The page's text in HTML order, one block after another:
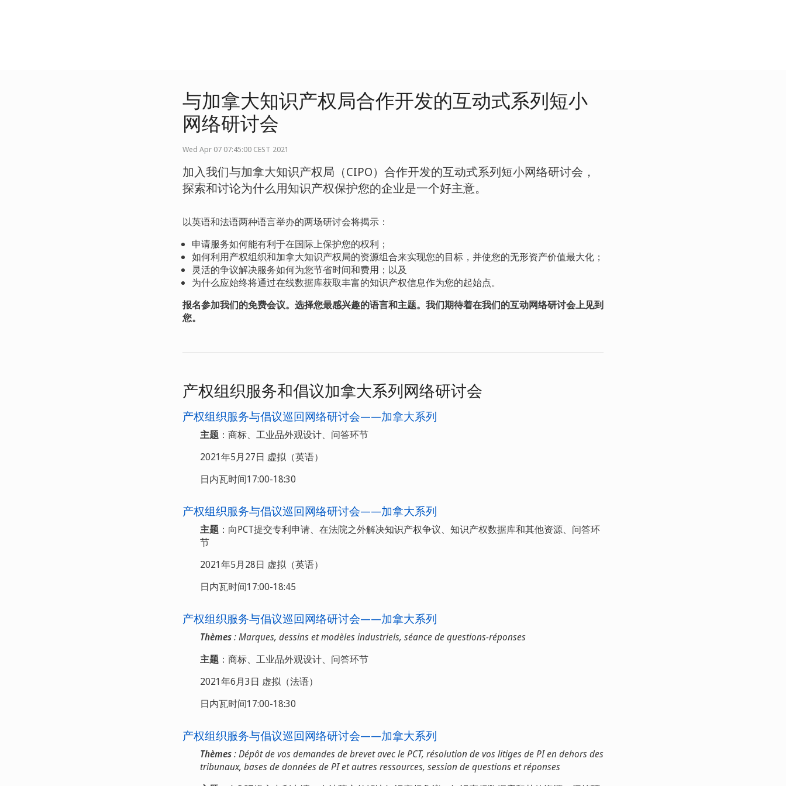
与加拿大知识产权局合作开发的互动式系列短小
网络研讨会
Wed Apr 07 07:45:00 CEST 2021
加入我们与加拿大知识产权局（CIPO）合作开发的互动式系列短小网络研讨会，
探索和讨论为什么用知识产权保护您的企业是一个好主意。
以英语和法语两种语言举办的两场研讨会将揭示：
申请服务如何能有利于在国际上保护您的权利；
如何利用产权组织和加拿大知识产权局的资源组合来实现您的目标，并使您的无形资产价值最大化；
灵活的争议解决服务如何为您节省时间和费用；以及
为什么应始终将通过在线数据库获取丰富的知识产权信息作为您的起始点。
报名参加我们的免费会议。选择您最感兴趣的语言和主题。我们期待着在我们的互动网络研讨会上见到
您。
产权组织服务和倡议加拿大系列网络研讨会
产权组织服务与倡议巡回网络研讨会——加拿大系列
主题 ：商标、工业品外观设计、问答环节
2021年5月27日 虚拟（英语）
日内瓦时间17:00-18:30
产权组织服务与倡议巡回网络研讨会——加拿大系列
主题 ：向PCT提交专利申请、在法院之外解决知识产权争议、知识产权数据库和其他资源、问答环
节
2021年5月28日 虚拟（英语）
日内瓦时间17:00-18:45
产权组织服务与倡议巡回网络研讨会——加拿大系列
Thèmes: Marques, dessins et modèles industriels, séance de questions-réponses
主题 ：商标、工业品外观设计、问答环节
2021年6月3日 虚拟（法语）
日内瓦时间17:00-18:30
产权组织服务与倡议巡回网络研讨会——加拿大系列
Thèmes: Dépôt de vos demandes de brevet avec le PCT, résolution de vos litiges de PI en dehors des
tribunaux, bases de données de PI et autres ressources, session de questions et réponses